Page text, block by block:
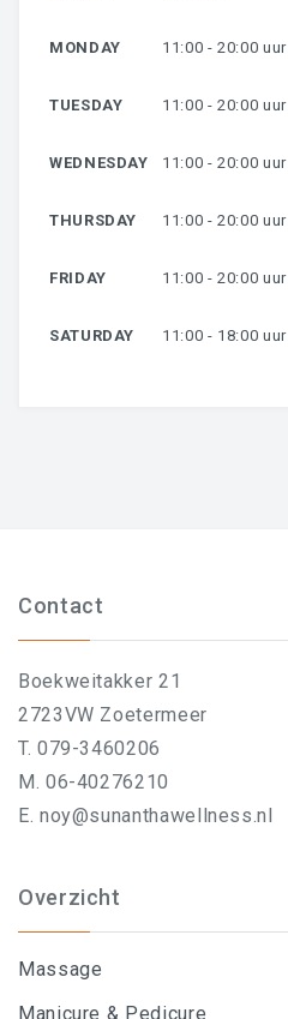
MONDAY 11:00 - 20:00 uur
TUESDAY 11:00 - 20:00 uur
WEDNESDAY 11:00 - 20:00 uur
THURSDAY 11:00 - 20:00 uur
FRIDAY 11:00 - 20:00 uur
SATURDAY 11:00 - 18:00 uur
Contact
Boekweitakker 21
2723VW Zoetermeer
T. 079-3460206
M. 06-40276210
E. noy@sunanthawellness.nl
Overzicht
Massage
Manicure & Pedicure